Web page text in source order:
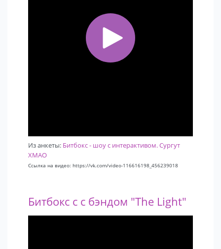
Из анкеты: Битбокс - шоу с интерактивом. Сургут
ХМАО
Ссылка на видео: https://vk.com/video-116616198_456239018
Битбокс с с бэндом "The Light"